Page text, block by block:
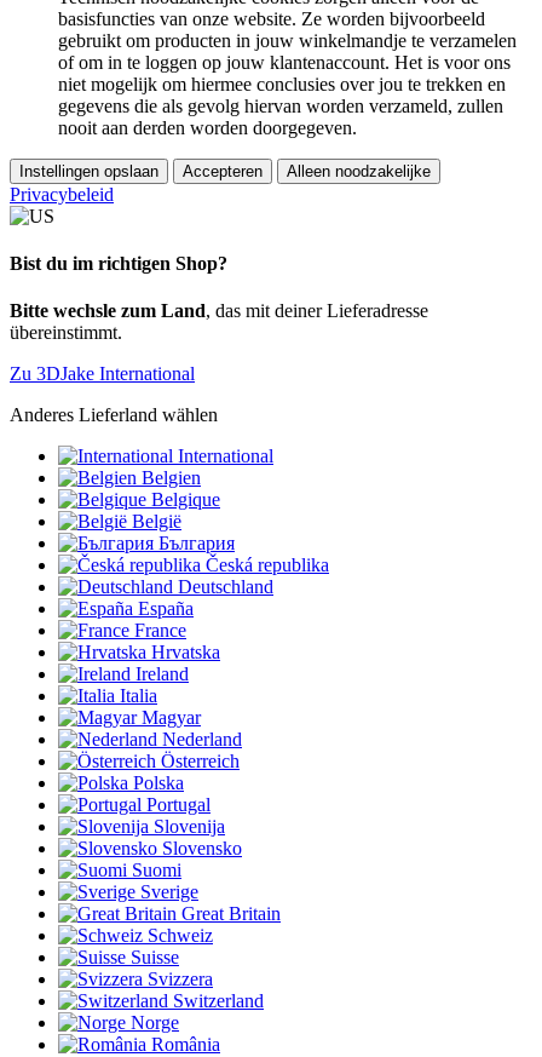
basisfuncties van onze website. Ze worden bijvoorbeeld
gebruikt om producten in jouw winkelmandje te verzamelen
of om in te loggen op jouw klantenaccount. Het is voor ons
niet mogelijk om hiermee conclusies over jou te trekken en
gegevens die als gevolg hiervan worden verzameld, zullen
nooit aan derden worden doorgegeven.
Instellingen opslaan Accepteren Alleen noodzakelijke
Privacybeleid
Bist du im richtigen Shop?
Bitte wechsle zum Land, das mit deiner Lieferadresse
übereinstimmt.
Zu 3DJake International
Anderes Lieferland wählen
International
Belgien
Belgique
België
България
Česká republika
Deutschland
España
France
Hrvatska
Ireland
Italia
Magyar
Nederland
Österreich
Polska
Portugal
Slovenija
Slovensko
Suomi
Sverige
Great Britain
Schweiz
Suisse
Svizzera
Switzerland
Norge
România